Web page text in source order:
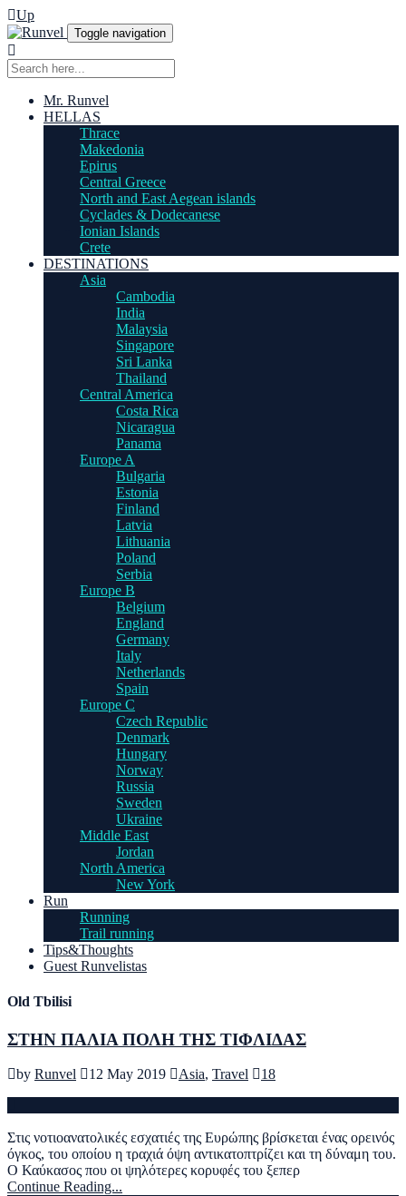
Up
Toggle navigation
Mr. Runvel
HELLAS
Thrace
Makedonia
Epirus
Central Greece
North and East Aegean islands
Cyclades & Dodecanese
Ionian Islands
Crete
DESTINATIONS
Asia
Cambodia
India
Malaysia
Singapore
Sri Lanka
Thailand
Central America
Costa Rica
Nicaragua
Panama
Europe A
Bulgaria
Estonia
Finland
Latvia
Lithuania
Poland
Serbia
Europe B
Belgium
England
Germany
Italy
Netherlands
Spain
Europe C
Czech Republic
Denmark
Hungary
Norway
Russia
Sweden
Ukraine
Middle East
Jordan
North America
New York
Run
Running
Trail running
Tips&Thoughts
Guest Runvelistas
Old Tbilisi
ΣΤΗΝ ΠΑΛΙΑ ΠΟΛΗ ΤΗΣ ΤΙΦΛΙΔΑΣ
by Runvel 12 May 2019 Asia, Travel 18
Στις νοτιοανατολικές εσχατιές της Ευρώπης βρίσκεται ένας ορεινός
όγκος, του οποίου η τραχιά όψη αντικατοπτρίζει και τη δύναμη του.
Ο Καύκασος που οι ψηλότερες κορυφές του ξεπερ
Continue Reading...